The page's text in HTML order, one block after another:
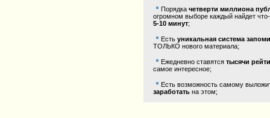
Порядка четверти миллиона
огромном выборе каждый найдет
5-10 минут;
Есть уникальная система
ТОЛЬКО нового материала;
Ежедневно ставятся тысячи
самое интересное;
Есть возможность самому
заработать на этом;